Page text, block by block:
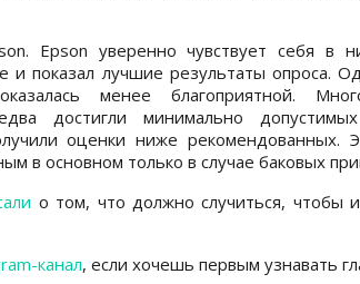
Epson уверенно чувствует себя в
и показал лучшие результаты опроса.
менее благоприятной.
достигли минимально
оценки ниже рекомендованных.
в основном только в случае баковых
о том, что должно случиться, чтобы
канал, если хочешь первым узнавать